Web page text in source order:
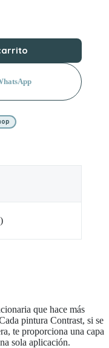
que hace más
pintura Contrast, si se
te proporciona una capa
sola aplicación.